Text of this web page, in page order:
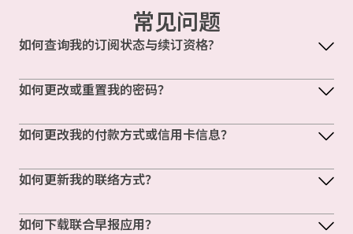
常见问题
如何查询我的订阅状态与续订资格?
如何更改或重置我的密码？
如何更改我的付款方式或信用卡信息？
如何更新我的联络方式？
如何下载联合早报应用？